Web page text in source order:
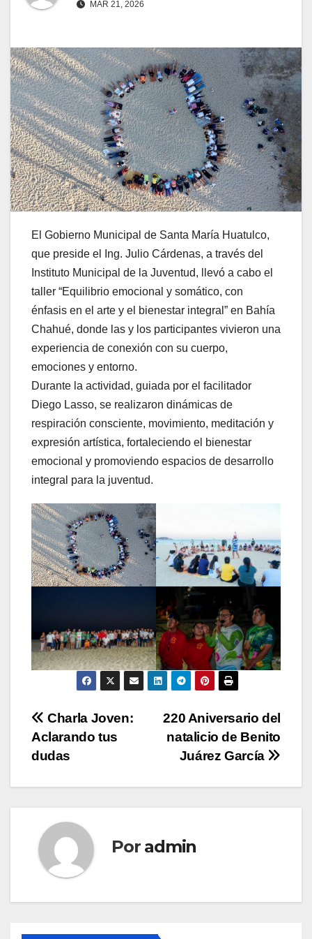
MAR 21, 2026
El Gobierno Municipal de Santa María Huatulco,
que preside el Ing. Julio Cárdenas, a través del
Instituto Municipal de la Juventud, llevó a cabo el
taller “Equilibrio emocional y somático, con
énfasis en el arte y el bienestar integral” en Bahía
Chahué, donde las y los participantes vivieron una
experiencia de conexión con su cuerpo,
emociones y entorno.
Durante la actividad, guiada por el facilitador
Diego Lasso, se realizaron dinámicas de
respiración consciente, movimiento, meditación y
expresión artística, fortaleciendo el bienestar
emocional y promoviendo espacios de desarrollo
integral para la juventud.
Navegación
de
entradas
220 Aniversario del
natalicio de Benito
Juárez García
Charla Joven:
Aclarando tus
dudas
Por admin